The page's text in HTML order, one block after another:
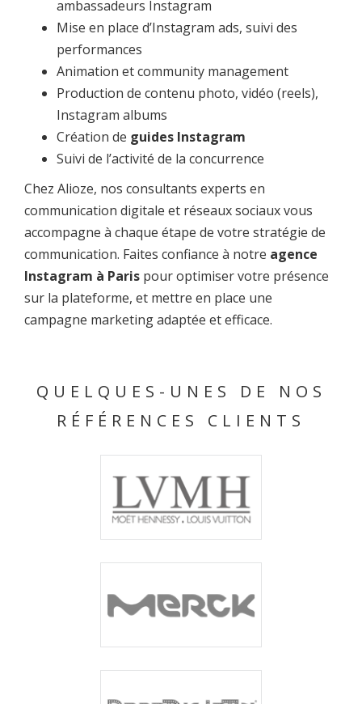
ambassadeurs Instagram
Mise en place d’Instagram ads, suivi des
performances
Animation et community management
Production de contenu photo, vidéo (reels),
Instagram albums
Création de guides Instagram
Suivi de l’activité de la concurrence
Chez Alioze, nos consultants experts en
communication digitale et réseaux sociaux vous
accompagne à chaque étape de votre stratégie de
communication. Faites confiance à notre agence
Instagram à Paris pour optimiser votre présence
sur la plateforme, et mettre en place une
campagne marketing adaptée et efficace.
QUELQUES-UNES DE NOS
RÉFÉRENCES CLIENTS